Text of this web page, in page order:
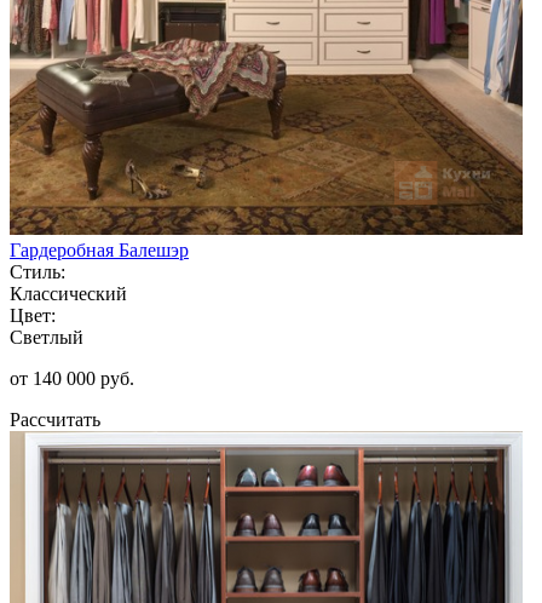
Гардеробная Балешэр
Стиль:
Классический
Цвет:
Светлый
от 140 000 руб.
Рассчитать